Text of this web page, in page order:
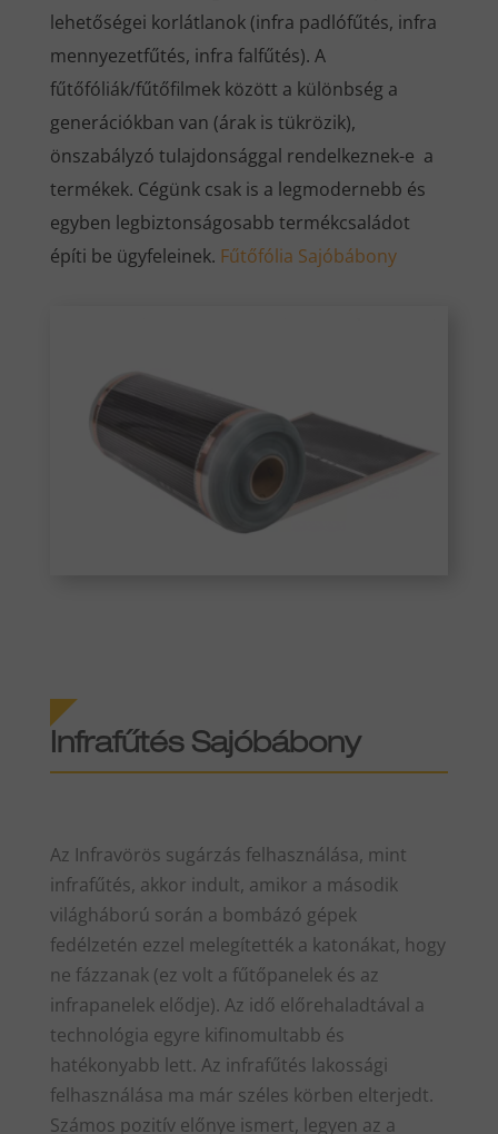
lehetőségei korlátlanok (infra padlófűtés, infra
mennyezetfűtés, infra falfűtés). A
fűtőfóliák/fűtőfilmek között a különbség a
generációkban van (árak is tükrözik),
önszabályzó tulajdonsággal rendelkeznek-e a
termékek. Cégünk csak is a legmodernebb és
egyben legbiztonságosabb termékcsaládot
építi be ügyfeleinek. Fűtőfólia Sajóbábony
Infrafűtés Sajóbábony
Az Infravörös sugárzás felhasználása, mint
infrafűtés, akkor indult, amikor a második
világháború során a bombázó gépek
fedélzetén ezzel melegítették a katonákat, hogy
ne fázzanak (ez volt a fűtőpanelek és az
infrapanelek elődje). Az idő előrehaladtával a
technológia egyre kifinomultabb és
hatékonyabb lett. Az infrafűtés lakossági
felhasználása ma már széles körben elterjedt.
Számos pozitív előnye ismert, legyen az a